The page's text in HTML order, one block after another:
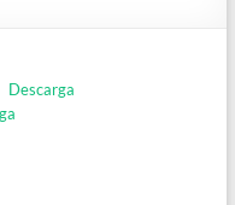
Descarga